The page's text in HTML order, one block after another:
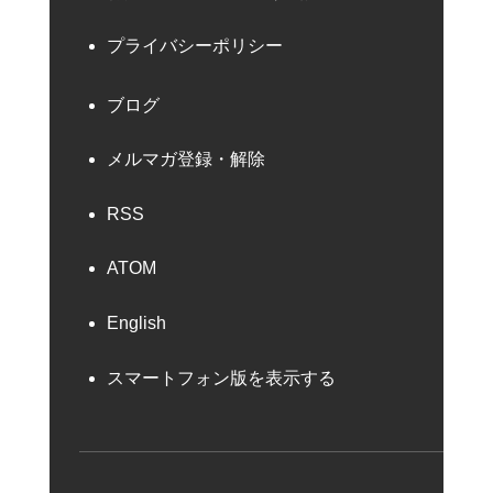
プライバシーポリシー
ブログ
メルマガ登録・解除
RSS
ATOM
English
スマートフォン版を表示する